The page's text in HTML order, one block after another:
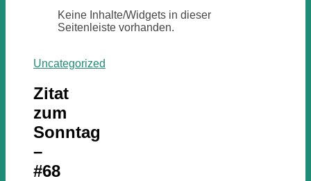
Keine Inhalte/Widgets in dieser
Seitenleiste vorhanden.
Uncategorized
Zitat
zum
Sonntag
–
#68